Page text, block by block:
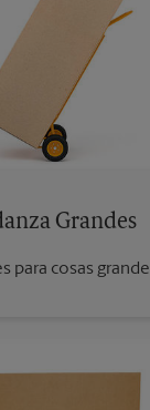
Grandes
para cosas